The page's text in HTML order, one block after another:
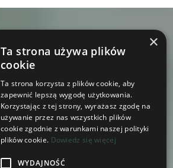
×
Ta strona używa plików
cookie
Ta strona korzysta z plików cookie, aby
zapewnić lepszą wygodę użytkowania.
Korzystając z tej strony, wyrażasz zgodę na
używanie przez nas wszystkich plików
cookie zgodnie z warunkami naszej polityki
plików cookie. Dowiedz się więcej
WYDAJNOŚĆ